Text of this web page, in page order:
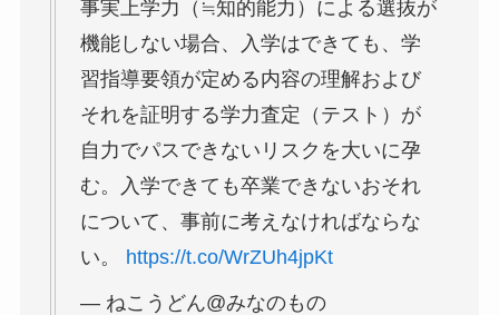
事実上学力（≒知的能力）による選抜が
機能しない場合、入学はできても、学
習指導要領が定める内容の理解および
それを証明する学力査定（テスト）が
自力でパスできないリスクを大いに孕
む。入学できても卒業できないおそれ
について、事前に考えなければならな
い。 https://t.co/WrZUh4jpKt
— ねこうどん@みなのもの